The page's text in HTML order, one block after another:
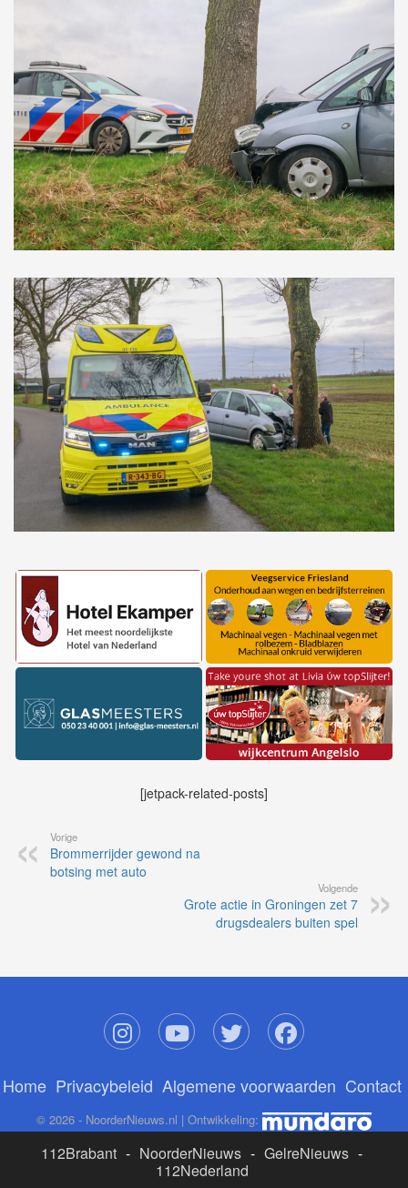
[jetpack-related-posts]
Vorige
Brommerrijder gewond na
botsing met auto
Volgende
Grote actie in Groningen zet 7
drugsdealers buiten spel
Home Privacybeleid Algemene voorwaarden Contact
© 2026 - NoorderNieuws.nl | Ontwikkeling:
112Brabant - NoorderNieuws - GelreNieuws -
112Nederland